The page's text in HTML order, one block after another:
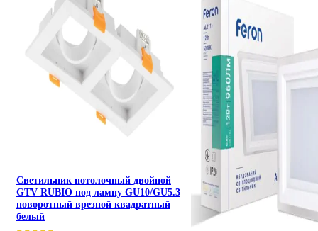
Светильник потолочный двойной
GTV RUBIO под лампу GU10/GU5.3
поворотный врезной квадратный
белый